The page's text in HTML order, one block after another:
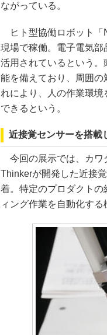
ながっている。
ヒト型協働ロボット「
現場で稼働。電子電気
活用されているという
能を備えており、周囲の
れにより、人の作業環
できるという。
近接覚センサーを搭載
今回の展示では、カワ
Thinkerが開発した近接
着。特定のプロダクト
ィング作業を自動化する